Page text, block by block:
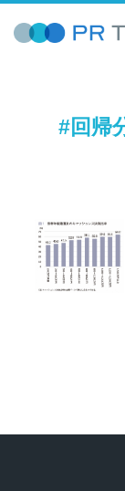
#回帰